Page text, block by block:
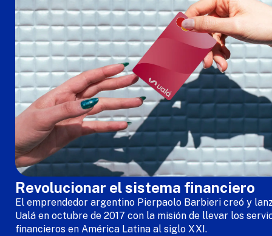
Revolucionar el sistema financiero
El emprendedor argentino Pierpaolo Barbieri creó y
Ualá en octubre de 2017 con la misión de llevar los
financieros en América Latina al siglo XXI.